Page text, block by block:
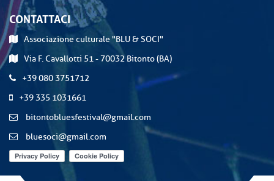
CONTATTACI
Associazione culturale "BLU & SOCI"
Via F. Cavallotti 51 - 70032 Bitonto (BA)
+39 080 3751712
+39 335 1031661
bitontobluesfestival@gmail.com
bluesoci@gmail.com